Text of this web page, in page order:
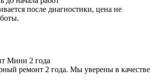
после диагностики, цена не
Мини 2 года
ремонт 2 года. Мы уверены в качестве